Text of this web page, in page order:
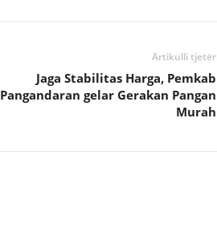
Artikulli tjetër
Jaga Stabilitas Harga, Pemkab
Pangandaran gelar Gerakan Pangan
Murah